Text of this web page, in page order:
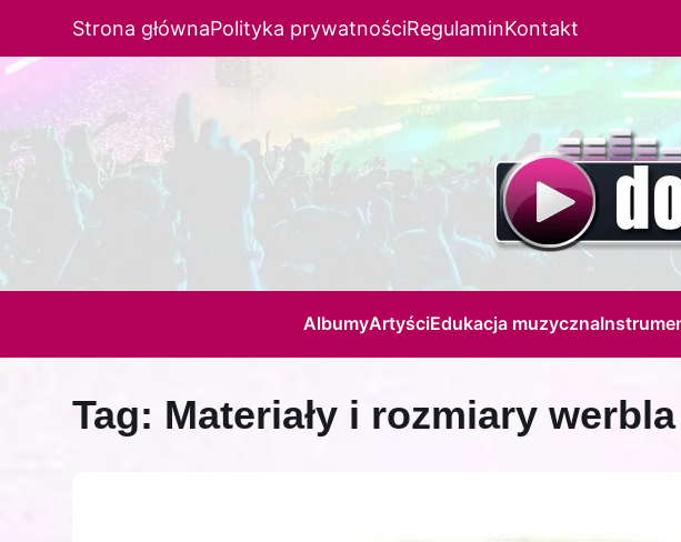
Strona głównaPolityka prywatnościRegulaminKontakt
AlbumyArtyściEdukacja muzyczna
Tag: Materiały i rozmiary werbla